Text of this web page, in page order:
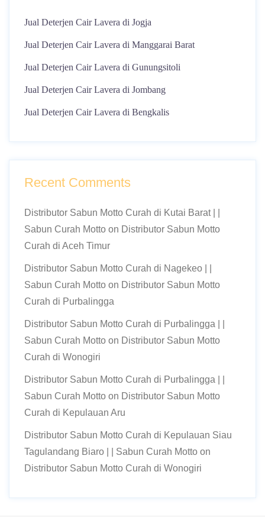
Jual Deterjen Cair Lavera di Jogja
Jual Deterjen Cair Lavera di Manggarai Barat
Jual Deterjen Cair Lavera di Gunungsitoli
Jual Deterjen Cair Lavera di Jombang
Jual Deterjen Cair Lavera di Bengkalis
Recent Comments
Distributor Sabun Motto Curah di Kutai Barat | |
Sabun Curah Motto on Distributor Sabun Motto
Curah di Aceh Timur
Distributor Sabun Motto Curah di Nagekeo | |
Sabun Curah Motto on Distributor Sabun Motto
Curah di Purbalingga
Distributor Sabun Motto Curah di Purbalingga | |
Sabun Curah Motto on Distributor Sabun Motto
Curah di Wonogiri
Distributor Sabun Motto Curah di Purbalingga | |
Sabun Curah Motto on Distributor Sabun Motto
Curah di Kepulauan Aru
Distributor Sabun Motto Curah di Kepulauan Siau
Tagulandang Biaro | | Sabun Curah Motto on
Distributor Sabun Motto Curah di Wonogiri